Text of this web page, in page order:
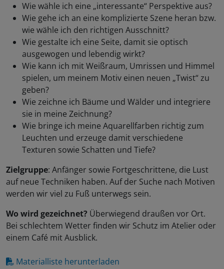
Wie wähle ich eine „interessante“ Perspektive aus?
Wie gehe ich an eine komplizierte Szene heran bzw.
wie wähle ich den richtigen Ausschnitt?
Wie gestalte ich eine Seite, damit sie optisch
ausgewogen und lebendig wirkt?
Wie kann ich mit Weißraum, Umrissen und Himmel
spielen, um meinem Motiv einen neuen „Twist“ zu
geben?
Wie zeichne ich Bäume und Wälder und integriere
sie in meine Zeichnung?
Wie bringe ich meine Aquarellfarben richtig zum
Leuchten und erzeuge damit verschiedene
Texturen sowie Schatten und Tiefe?
Zielgruppe: Anfänger sowie Fortgeschrittene, die Lust
auf neue Techniken haben. Auf der Suche nach Motiven
werden wir viel zu Fuß unterwegs sein.
Wo wird gezeichnet? Überwiegend draußen vor Ort.
Bei schlechtem Wetter finden wir Schutz im Atelier oder
einem Café mit Ausblick.
Materialliste herunterladen